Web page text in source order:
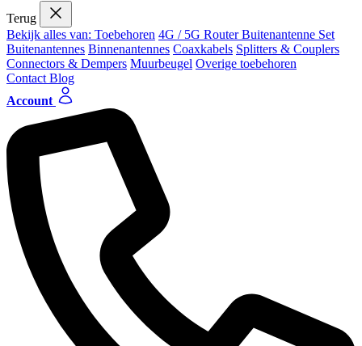
Terug
Bekijk alles van: Toebehoren 4G / 5G Router Buitenantenne Set
Buitenantennes Binnenantennes Coaxkabels Splitters & Couplers
Connectors & Dempers Muurbeugel Overige toebehoren
Contact Blog
Account